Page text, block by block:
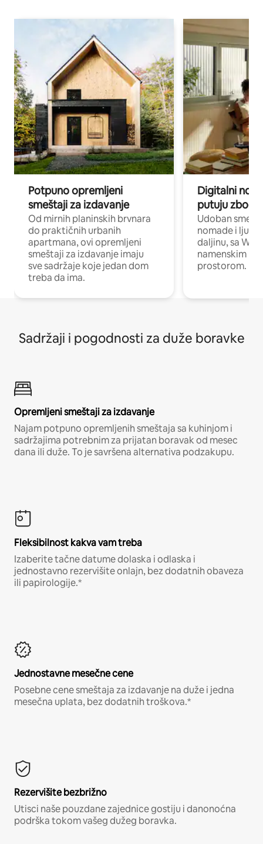
Potpuno opremljeni
smeštaji za izdavanje
Od mirnih planinskih brvnara
do praktičnih urbanih
apartmana, ovi opremljeni
smeštaji za izdavanje imaju
sve sadržaje koje jedan dom
treba da ima.
Digitalni
putuju zbog
Udoban
nomade i ljude
daljinu, sa Wi-
namenskim
prostorom.
Sadržaji i pogodnosti za duže boravke
Opremljeni smeštaji za izdavanje
Najam potpuno opremljenih smeštaja sa kuhinjom i
sadržajima potrebnim za prijatan boravak od mesec
dana ili duže. To je savršena alternativa podzakupu.
Fleksibilnost kakva vam treba
Izaberite tačne datume dolaska i odlaska i
jednostavno rezervišite onlajn, bez dodatnih obaveza
ili papirologije.*
Jednostavne mesečne cene
Posebne cene smeštaja za izdavanje na duže i jedna
mesečna uplata, bez dodatnih troškova.*
Rezervišite bezbrižno
Utisci naše pouzdane zajednice gostiju i danonoćna
podrška tokom vašeg dužeg boravka.